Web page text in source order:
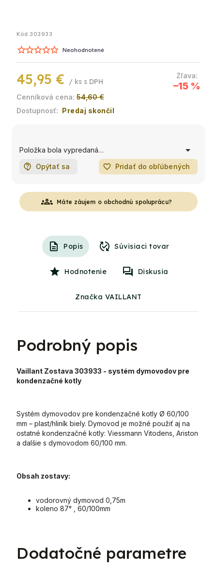
Kód:303933
Neohodnotené
54,60 €
–15 %
45,95 € / ks
Predaj skončil
Položka bola vypredaná…
Opýtať sa
favorite_border Pridať do obľúbených
groups Máte záujem o obchodnú spoluprácu?
Popis Súvisiaci tovar
Hodnotenie Diskusia
Značka VAILLANT
Podrobný popis
Vaillant Zostava 303933 - systém dymovodov pre
kondenzačné kotly
Systém dymovodov pre kondenzačné kotly Ø 60/100
mm – plast/hliník biely. Dymovod je možné použiť aj na
ostatné kondenzačné kotly: Viessmann Vitodens, Ariston
a dalšie s dymovodom 60/100 mm.
Obsah zostavy:
vodorovný dymovod 0,75m
koleno 87° , 60/100mm
Dodatočné parametre